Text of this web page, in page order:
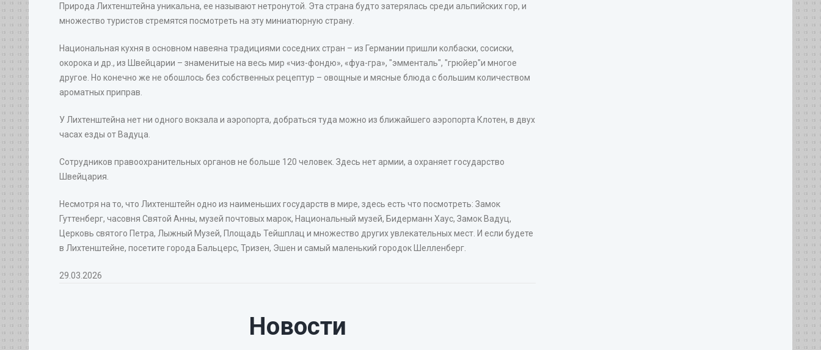
Природа Лихтенштейна уникальна, ее называют нетронутой. Эта страна будто затерялась среди альпийских гор, и
множество туристов стремятся посмотреть на эту миниатюрную страну.
Национальная кухня в основном навеяна традициями соседних стран – из Германии пришли колбаски, сосиски,
окорока и др., из Швейцарии – знаменитые на весь мир «чиз-фондю», «фуа-гра», "эмменталь", "грюйер"и многое
другое. Но конечно же не обошлось без собственных рецептур – овощные и мясные блюда с большим количеством
ароматных приправ.
У Лихтенштейна нет ни одного вокзала и аэропорта, добраться туда можно из ближайшего аэропорта Клотен, в двух
часах езды от Вадуца.
Сотрудников правоохранительных органов не больше 120 человек. Здесь нет армии, а охраняет государство
Швейцария.
Несмотря на то, что Лихтенштейн одно из наименьших государств в мире, здесь есть что посмотреть: Замок
Гуттенберг, часовня Святой Анны, музей почтовых марок, Национальный музей, Бидерманн Хаус, Замок Вадуц,
Церковь святого Петра, Лыжный Музей, Площадь Тейшплац и множество других увлекательных мест. И если будете
в Лихтенштейне, посетите города Бальцерс, Тризен, Эшен и самый маленький городок Шелленберг.
29.03.2026
Новости